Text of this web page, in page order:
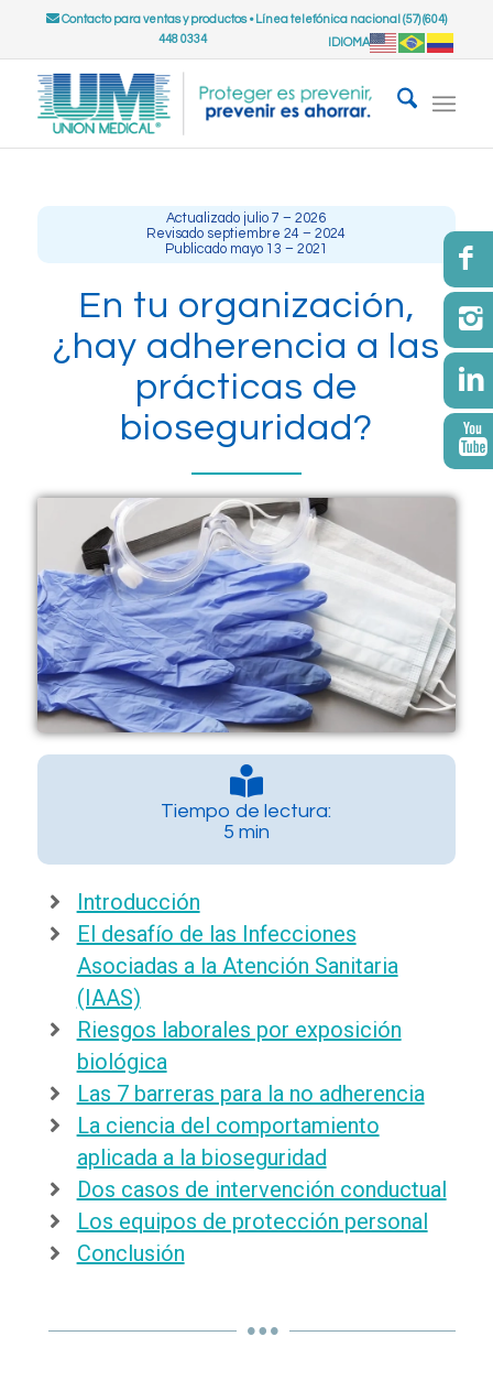
Contacto para ventas y productos• Línea telefónica nacional (57) (604)
448 0334
IDIOMA
Actualizado julio 7 – 2026
Revisado septiembre 24 – 2024
Publicado mayo 13 – 2021
En tu organización,
¿hay adherencia a las
prácticas de
bioseguridad?
Tiempo de lectura:
5 min
Introducción
El desafío de las Infecciones
Asociadas a la Atención Sanitaria
(IAAS)
Riesgos laborales por exposición
biológica
Las 7 barreras para la no adherencia
La ciencia del comportamiento
aplicada a la bioseguridad
Dos casos de intervención conductual
Los equipos de protección personal
Conclusión